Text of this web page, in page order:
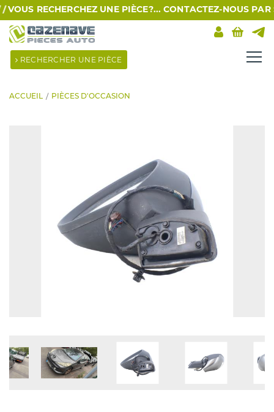
VOUS RECHERCHEZ UNE PIÈCE?... CONTACTEZ-NOUS
RECHERCHER UNE PIÈCE
ACCUEIL PIÈCES D'OCCASION